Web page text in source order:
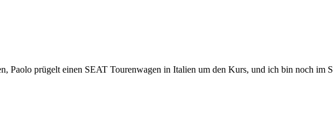
Paolo prügelt einen SEAT Tourenwagen in Italien um den Kurs, und ich bin noch im